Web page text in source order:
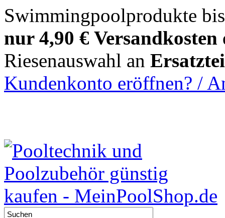
Swimmingpoolprodukte
nur 4,90 € Versandkosten
Riesenauswahl an
Kundenkonto eröffnen? /